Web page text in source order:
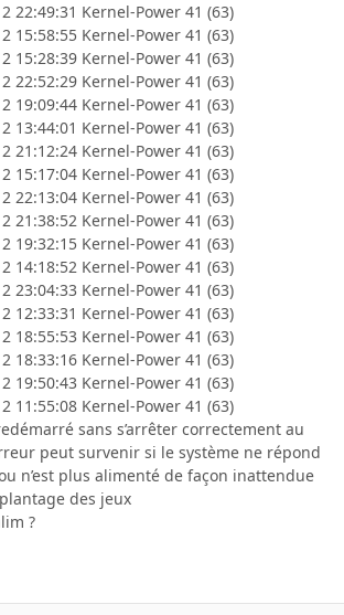
22:49:31 Kernel-Power 41 (63)
15:58:55 Kernel-Power 41 (63)
15:28:39 Kernel-Power 41 (63)
22:52:29 Kernel-Power 41 (63)
19:09:44 Kernel-Power 41 (63)
13:44:01 Kernel-Power 41 (63)
21:12:24 Kernel-Power 41 (63)
15:17:04 Kernel-Power 41 (63)
22:13:04 Kernel-Power 41 (63)
21:38:52 Kernel-Power 41 (63)
19:32:15 Kernel-Power 41 (63)
14:18:52 Kernel-Power 41 (63)
23:04:33 Kernel-Power 41 (63)
12:33:31 Kernel-Power 41 (63)
18:55:53 Kernel-Power 41 (63)
18:33:16 Kernel-Power 41 (63)
19:50:43 Kernel-Power 41 (63)
11:55:08 Kernel-Power 41 (63)
sans s’arrêter correctement au
peut survenir si le système ne répond
n’est plus alimenté de façon inattendue
des jeux
?